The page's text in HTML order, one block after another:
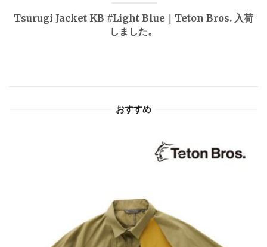
ゲ
Tsurugi Jacket KB #Light Blue｜Teton Bros. 入荷
しました。
おすすめ